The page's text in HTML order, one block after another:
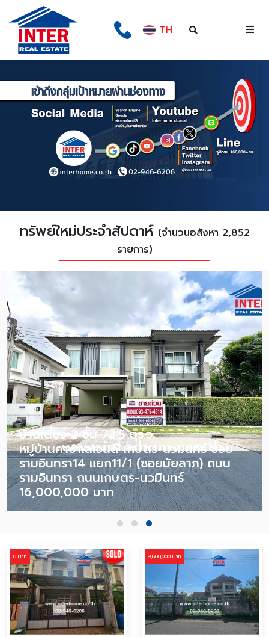
TH
ทรัพย์ใหม่ประจำสัปดาห์ (จำนวนอสังหา 2,852
รายการ)
บ้านเดี่ยว 2 ชั้น 72.5 ตร.ว.
หมู่บ้านคาซ่าเลเจนด์ เกษตร-นวมินทร์ ซอย
รามอินทรา14 แยก11/1 (ซอยมัยลาภ) ถนน
รามอินทรา ถนนเกษตร-นวมินทร์
16,000,000 บาท
0 บาท 9,800,000 บาท